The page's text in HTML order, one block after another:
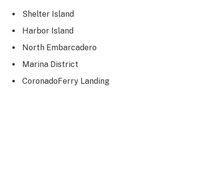
Shelter Island
Harbor Island
North Embarcadero
Marina District
CoronadoFerry Landing